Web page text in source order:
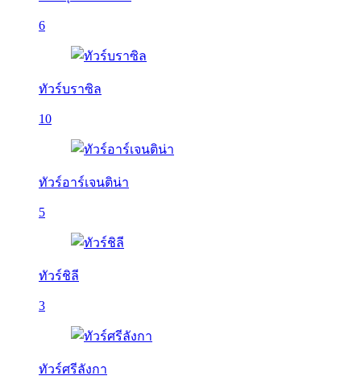
6
ทัวร์บราซิล
10
ทัวร์อาร์เจนติน่า
5
ทัวร์ชิลี
3
ทัวร์ศรีลังกา